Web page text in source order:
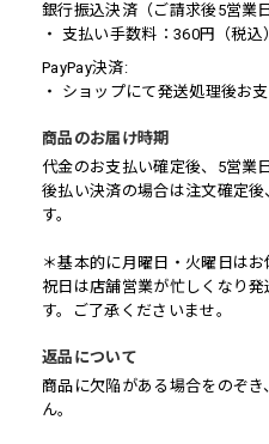
銀行振込決済（ご請求後5営業
・ 支払い手数料：360円（税込）
PayPay決済:
・ ショップにて発送処理後お
商品のお届け時期
代金のお支払い確定後、5営業
後払い決済の場合は注文確定
す。
＊基本的に月曜日・火曜日は
祝日は店舗営業が忙しくなり
す。ご了承くださいませ。
返品について
商品に欠陥がある場合をのぞ
ん。